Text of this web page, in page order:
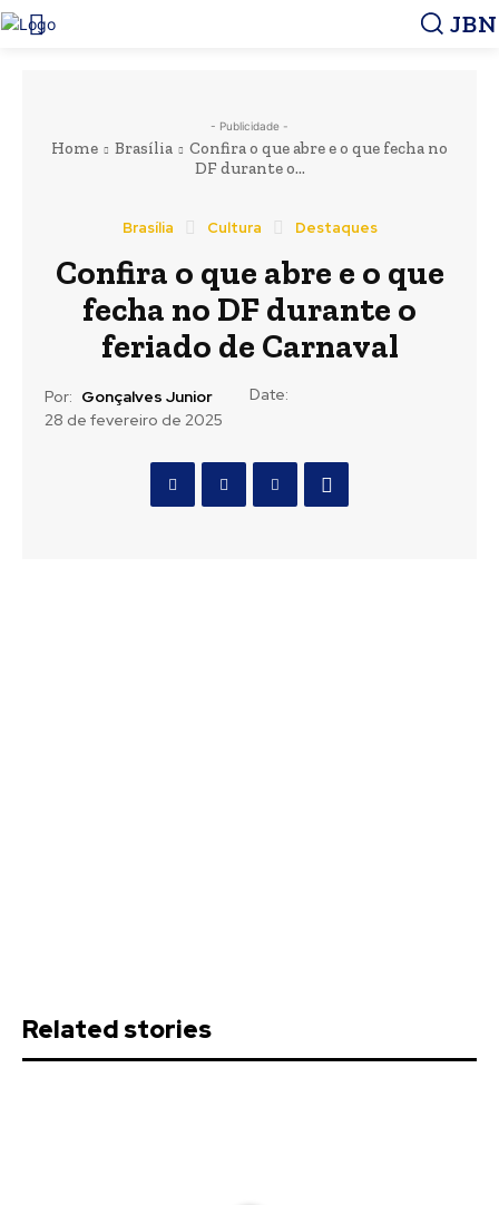
JBN
- Publicidade -
Home Brasília
Confira o que abre e o que fecha no
DF durante o...
Brasília Cultura Destaques
Confira o que abre e o que
fecha no DF durante o
feriado de Carnaval
Por: Gonçalves Junior
Date:
28 de fevereiro de 2025
Related stories